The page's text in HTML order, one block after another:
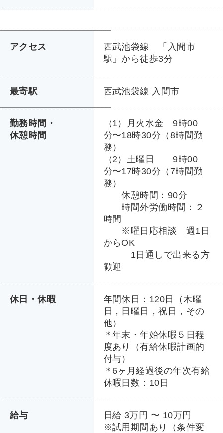
アクセス
西武池袋線 「入間市
駅」から徒歩3分
最寄駅 西武池袋線 入間市
勤務時間・
休憩時間
（1）月火水金 9時00
分〜18時30分（8時間勤
務）
（2）土曜日 9時00
分〜17時30分（7時間勤
務）
休憩時間：90分
時間外労働時間：２
時間
※曜日応相談 週1日
からOK
1日通しで出来る方
歓迎
休日・休暇
年間休日：120日（木曜
日，日曜日，祝日，その
他）
＊年末・年始休暇５日程
度あり（有給休暇計画的
付与）
＊6ヶ月経過後の年次有給
休暇日数：10日
給与
日給 3万円 〜 10万円
※試用期間あり（条件変